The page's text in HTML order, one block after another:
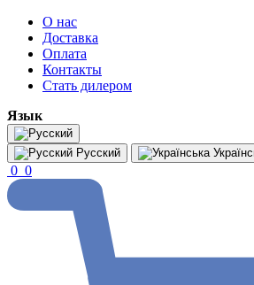
О нас
Доставка
Оплата
Контакты
Стать дилером
Язык
Русский
0 0